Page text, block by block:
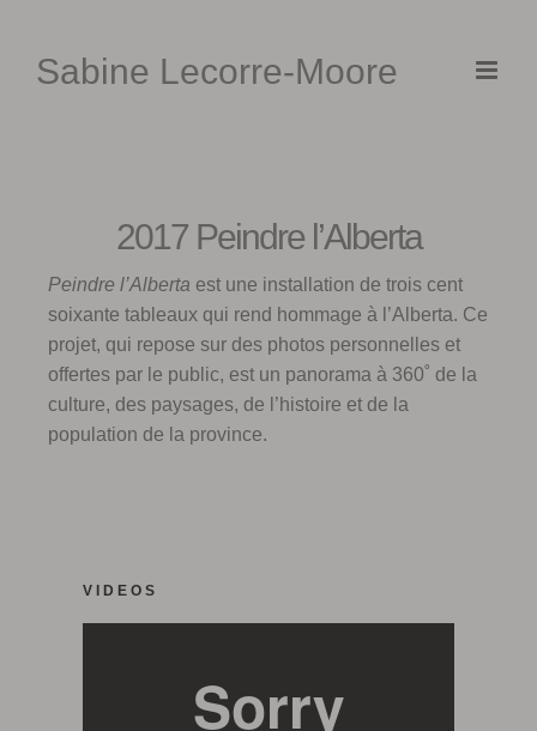
contentSabine Lecorre-Moore
2017 Peindre l’Alberta
Peindre l’Alberta est une installation de trois cent
soixante tableaux qui rend hommage à l’Alberta. Ce
projet, qui repose sur des photos personnelles et
offertes par le public, est un panorama à 360˚ de la
culture, des paysages, de l’histoire et de la
population de la province.
VIDEOS